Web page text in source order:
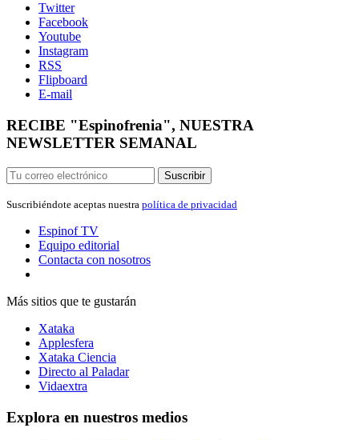
Twitter
Facebook
Youtube
Instagram
RSS
Flipboard
E-mail
RECIBE "Espinofrenia", NUESTRA
NEWSLETTER SEMANAL
Suscribir
Suscribiéndote aceptas nuestra política de privacidad
EspinofTV
Equipo editorial
Contacta con nosotros
Más sitios que te gustarán
Xataka
Applesfera
Xataka Ciencia
Directo al Paladar
Vidaextra
Explora en nuestros medios